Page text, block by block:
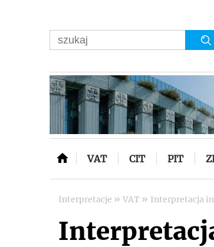
VAT CIT PIT
Interpretacje » VAT » Interpretacja